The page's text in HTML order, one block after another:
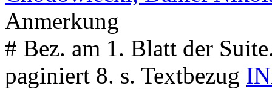
Anmerkung
# Bez. am 1. Blatt der
paginiert 8. s. Textbezug